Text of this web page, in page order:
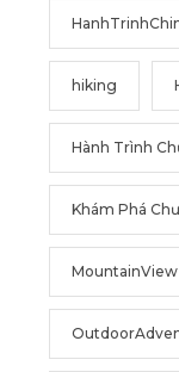
hiking
Hành Trình
Khám Phá
MountainView